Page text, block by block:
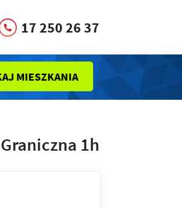
17 250 26 37
MIESZKANIA
1h